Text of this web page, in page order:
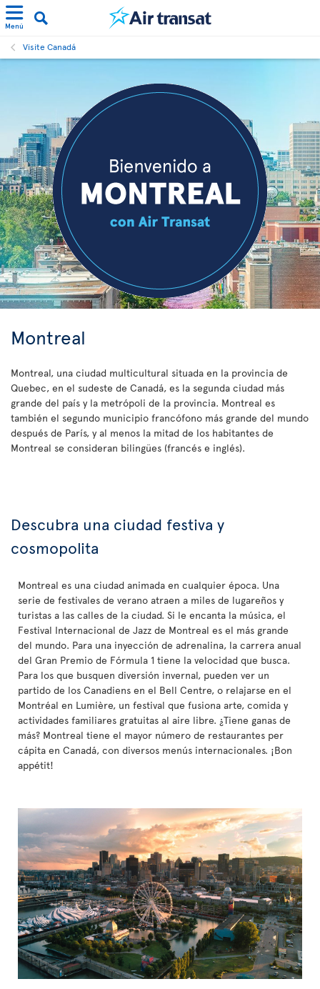
Menú
Visite Canadá
Montreal
Montreal, una ciudad multicultural situada en la provincia de
Quebec, en el sudeste de Canadá, es la segunda ciudad más
grande del país y la metrópoli de la provincia. Montreal es
también el segundo municipio francófono más grande del mundo
después de París, y al menos la mitad de los habitantes de
Montreal se consideran bilingües (francés e inglés).
Descubra una ciudad festiva y
cosmopolita
Montreal es una ciudad animada en cualquier época. Una
serie de festivales de verano atraen a miles de lugareños y
turistas a las calles de la ciudad. Si le encanta la música, el
Festival Internacional de Jazz de Montreal es el más grande
del mundo. Para una inyección de adrenalina, la carrera anual
del Gran Premio de Fórmula 1 tiene la velocidad que busca.
Para los que busquen diversión invernal, pueden ver un
partido de los Canadiens en el Bell Centre, o relajarse en el
Montréal en Lumière, un festival que fusiona arte, comida y
actividades familiares gratuitas al aire libre. ¿Tiene ganas de
más? Montreal tiene el mayor número de restaurantes per
cápita en Canadá, con diversos menús internacionales. ¡Bon
appétit!